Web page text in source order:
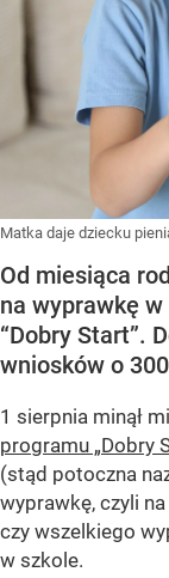
Matka daje dziecku
Od miesiąca
na wyprawkę
“Dobry Start”.
wniosków o
1 sierpnia minął
programu „Dobry
(stąd potoczna
wyprawkę, czyli
czy wszelkiego
w szkole.